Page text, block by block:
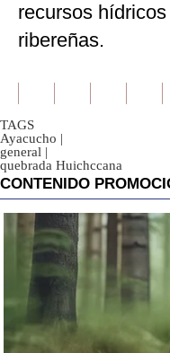
recursos
ribereñas.
TAGS
Ayacucho |
general |
quebrada Huichccana